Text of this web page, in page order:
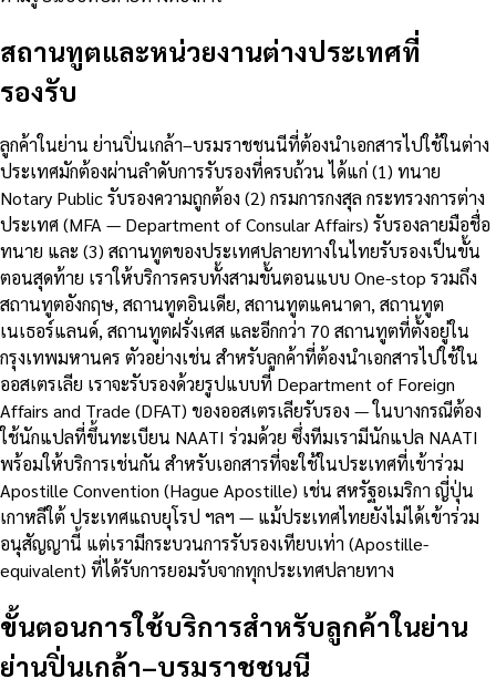
สถานทูตและหน่วยงานต่างประเทศที่
รองรับ
ลูกค้าในย่าน ย่านปิ่นเกล้า–บรมราชชนนีที่ต้องนำเอกสารไปใช้ในต่าง
ประเทศมักต้องผ่านลำดับการรับรองที่ครบถ้วน ได้แก่ (1) ทนาย
Notary Public รับรองความถูกต้อง (2) กรมการกงสุล กระทรวงการต่าง
ประเทศ (MFA — Department of Consular Affairs) รับรองลายมือชื่อ
ทนาย และ (3) สถานทูตของประเทศปลายทางในไทยรับรองเป็นขั้น
ตอนสุดท้าย เราให้บริการครบทั้งสามขั้นตอนแบบ One-stop รวมถึง
สถานทูตอังกฤษ, สถานทูตอินเดีย, สถานทูตแคนาดา, สถานทูต
เนเธอร์แลนด์, สถานทูตฝรั่งเศส และอีกกว่า 70 สถานทูตที่ตั้งอยู่ใน
กรุงเทพมหานคร ตัวอย่างเช่น สำหรับลูกค้าที่ต้องนำเอกสารไปใช้ใน
ออสเตรเลีย เราจะรับรองด้วยรูปแบบที่ Department of Foreign
Affairs and Trade (DFAT) ของออสเตรเลียรับรอง — ในบางกรณีต้อง
ใช้นักแปลที่ขึ้นทะเบียน NAATI ร่วมด้วย ซึ่งทีมเรามีนักแปล NAATI
พร้อมให้บริการเช่นกัน สำหรับเอกสารที่จะใช้ในประเทศที่เข้าร่วม
Apostille Convention (Hague Apostille) เช่น สหรัฐอเมริกา ญี่ปุ่น
เกาหลีใต้ ประเทศแถบยุโรป ฯลฯ — แม้ประเทศไทยยังไม่ได้เข้าร่วม
อนุสัญญานี้ แต่เรามีกระบวนการรับรองเทียบเท่า (Apostille-
equivalent) ที่ได้รับการยอมรับจากทุกประเทศปลายทาง
ขั้นตอนการใช้บริการสำหรับลูกค้าในย่าน
ย่านปิ่นเกล้า–บรมราชชนนี